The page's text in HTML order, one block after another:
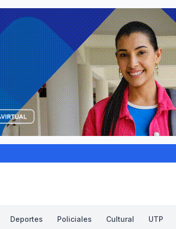
Deportes Policiales Cultural UTP